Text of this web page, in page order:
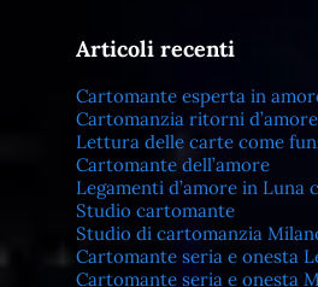
Articoli recenti
Cartomante esperta in
Cartomanzia ritorni d’amore
Lettura delle carte come
Cartomante dell’amore
Legamenti d’amore in Luna
Studio cartomante
Studio di cartomanzia
Cartomante seria e onesta
Cartomante seria e onesta